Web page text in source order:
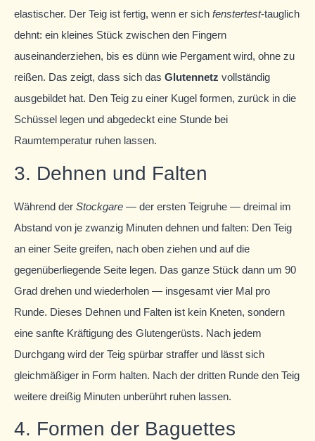
elastischer. Der Teig ist fertig, wenn er sich fenstertest-tauglich
dehnt: ein kleines Stück zwischen den Fingern
auseinanderziehen, bis es dünn wie Pergament wird, ohne zu
reißen. Das zeigt, dass sich das Glutennetz vollständig
ausgebildet hat. Den Teig zu einer Kugel formen, zurück in die
Schüssel legen und abgedeckt eine Stunde bei
Raumtemperatur ruhen lassen.
3. Dehnen und Falten
Während der Stockgare — der ersten Teigruhe — dreimal im
Abstand von je zwanzig Minuten dehnen und falten: Den Teig
an einer Seite greifen, nach oben ziehen und auf die
gegenüberliegende Seite legen. Das ganze Stück dann um 90
Grad drehen und wiederholen — insgesamt vier Mal pro
Runde. Dieses Dehnen und Falten ist kein Kneten, sondern
eine sanfte Kräftigung des Glutengerüsts. Nach jedem
Durchgang wird der Teig spürbar straffer und lässt sich
gleichmäßiger in Form halten. Nach der dritten Runde den Teig
weitere dreißig Minuten unberührt ruhen lassen.
4. Formen der Baguettes